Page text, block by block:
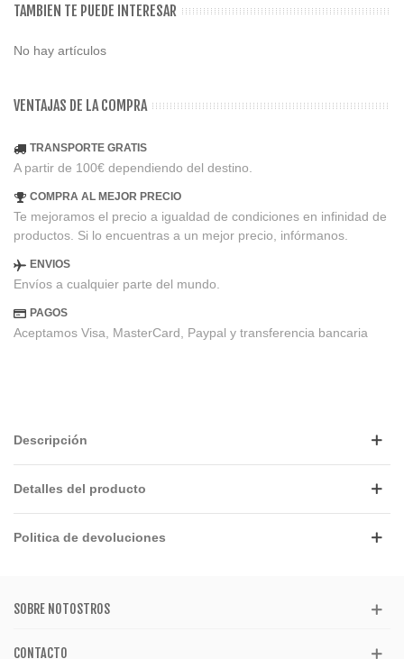
TAMBIEN TE PUEDE INTERESAR
No hay artículos
VENTAJAS DE LA COMPRA
TRANSPORTE GRATIS
A partir de 100€ dependiendo del destino.
COMPRA AL MEJOR PRECIO
Te mejoramos el precio a igualdad de condiciones en infinidad de
productos. Si lo encuentras a un mejor precio, infórmanos.
ENVIOS
Envíos a cualquier parte del mundo.
PAGOS
Aceptamos Visa, MasterCard, Paypal y transferencia bancaria
Descripción
Detalles del producto
Politica de devoluciones
SOBRE NOTOSTROS
CONTACTO